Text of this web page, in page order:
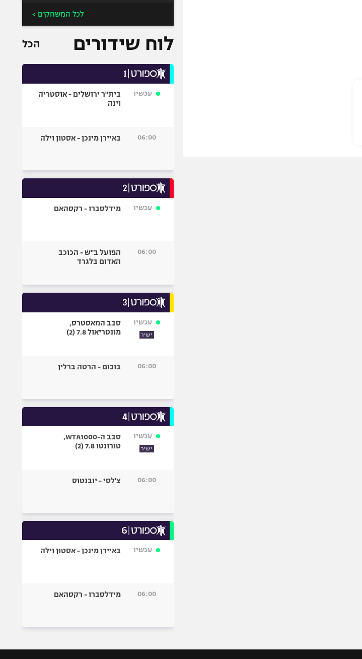
לכל המשחקים >
לוח שידורים הכל
עכשיו
בית"ר ירושלים - אוסטריה
וינה
06:00 באיירן מינכן - אסטון וילה
עכשיו מידלסברו - רקסהאם
06:00
הפועל ב"ש - הכוכב
האדום בלגרד
עכשיו
ישיר
סבב המאסטרס,
מונטריאול 7.8 (2)
06:00 בוכום - הרטה ברלין
עכשיו
ישיר
סבב ה-WTA1000,
טורונטו 7.8 (2)
06:00 צ'לסי - יובנטוס
עכשיו באיירן מינכן - אסטון וילה
06:00 מידלסברו - רקסהאם